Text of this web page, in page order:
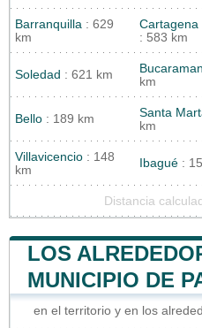
Barranquilla : 629
km
Cartagena
: 583 km
Soledad : 621 km
km
Bello : 189 km Santa
km
Villavicencio : 148
km
Ibagué :
Distancia
LOS
MUNICIPIO DE
en el territorio y en los